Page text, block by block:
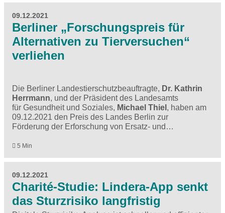
09.12.2021
Berliner „Forschungspreis für
Alternativen zu Tierversuchen“
verliehen
Die Berliner Landestierschutzbeauftragte, Dr. Kathrin
Herrmann, und der Präsident des Landesamts
für Gesundheit und Soziales, Michael Thiel , haben am
09.12.2021 den Preis des Landes Berlin zur
Förderung der Erforschung von Ersatz- und…
5 Min
09.12.2021
Charité-Studie: Lindera-App senkt
das Sturzrisiko langfristig